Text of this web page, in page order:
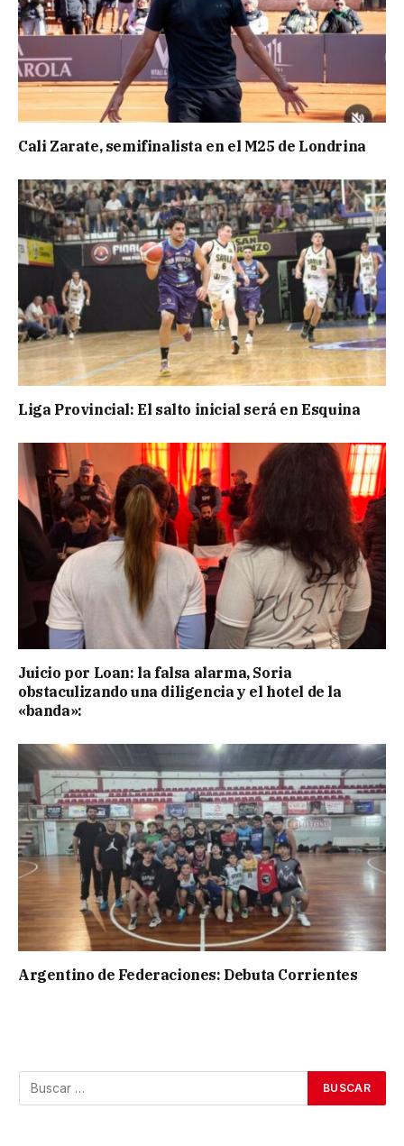
Cali Zarate, semifinalista en el M25 de Londrina
Liga Provincial: El salto inicial será en Esquina
Juicio por Loan: la falsa alarma, Soria
obstaculizando una diligencia y el hotel de la
«banda»:
Argentino de Federaciones: Debuta Corrientes